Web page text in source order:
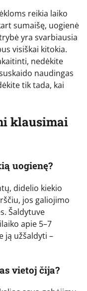
reikia laiko
sumaišę, uogienė
yra svarbiausia
visiškai kitokia.
nedėkite
naudingas
tik tada, kai
klausimai
uogienę?
didelio kiekio
jos galiojimo
Šaldytuve
apie 5–7
ją užšaldyti –
vietoj čija?